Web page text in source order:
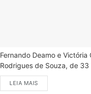
Fernando Deamo e
Rodrigues de Souza, de
LEIA MAIS